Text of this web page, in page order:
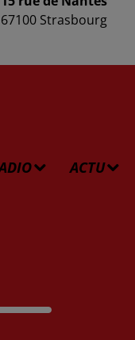
67100 Strasbourg
ACTU